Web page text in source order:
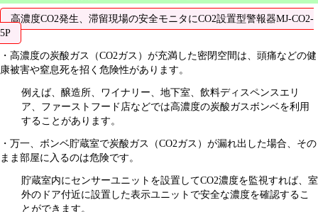
高濃度CO2発生、滞留現場の安全モニタにCO2設置型警報器MJ-CO2-
5P
・高濃度の炭酸ガス（CO2ガス）が充満した密閉空間は、頭痛などの健
康被害や窒息死を招く危険性があります。
例えば、醸造所、ワイナリー、地下室、飲料ディスペンスエリ
ア、ファーストフード店などでは高濃度の炭酸ガスボンベを利用
することがあります。
・万一、ボンベ貯蔵室で炭酸ガス（CO2ガス）が漏れ出した場合、その
まま部屋に入るのは危険です。
貯蔵室内にセンサーユニットを設置してCO2濃度を監視すれば、室
外のドア付近に設置した表示ユニットで安全な濃度を確認するこ
とができます。